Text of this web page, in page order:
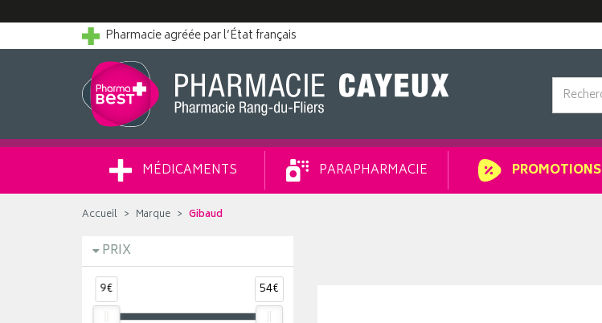
Pharmacie agréée par l’État français
MÉDICAMENTS PARAPHARMACIE PROMOTIONS
Accueil Marque Gibaud
PRIX
9€ 54€